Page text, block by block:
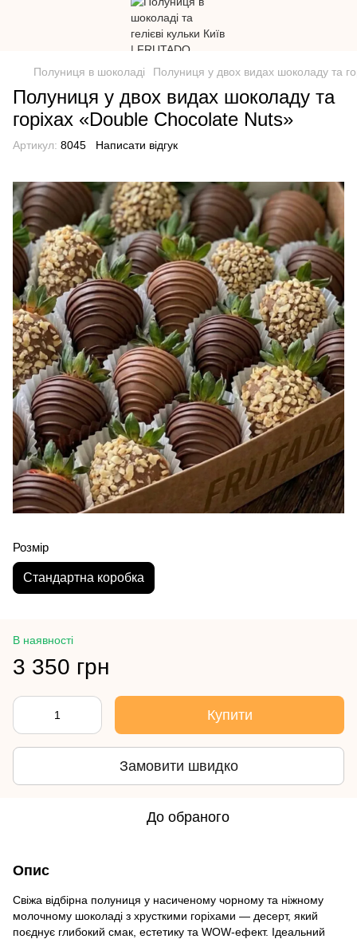
Полуниця в шоколаді Полуниця у двох видах шоколаду та
Полуниця у двох видах шоколаду та
горіхах «Double Chocolate Nuts»
Артикул: 8045 Написати відгук
Розмір
Стандартна коробка
В наявності
3 350 грн
Купити
Замовити швидко
До обраного
Опис
Свіжа відбірна полуниця у насиченому чорному та ніжному
молочному шоколаді з хрусткими горіхами — десерт, який
поєднує глибокий смак, естетику та WOW-ефект. Ідеальний